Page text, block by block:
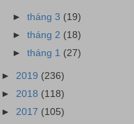
►tháng 3 (19)
►tháng 2 (18)
►tháng 1 (27)
► 2019 (236)
► 2018 (118)
► 2017 (105)